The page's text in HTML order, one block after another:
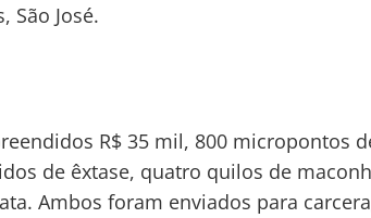
São José.
R$ 35 mil, 800 micropontos
de êxtase, quatro quilos de
Ambos foram enviados para